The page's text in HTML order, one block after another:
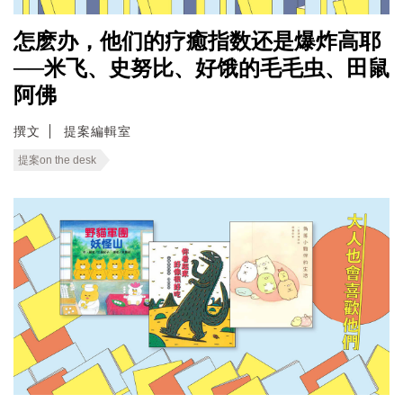
怎麽办，他们的疗癒指数还是爆炸高耶
──米飞、史努比、好饿的毛毛虫、田鼠
阿佛
撰文 提案編輯室
提案on the desk